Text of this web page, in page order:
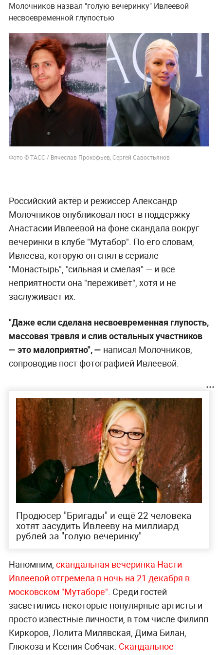
Молочников назвал "голую вечеринку" Ивлеевой
несвоевременной глупостью
Фото © ТАСС / Вячеслав Прокофьев, Сергей Савостьянов
Российский актёр и режиссёр Александр
Молочников опубликовал пост в поддержку
Анастасии Ивлеевой на фоне скандала вокруг
вечеринки в клубе "Мутабор". По его словам,
Ивлеева, которую он снял в сериале
"Монастырь", "сильная и смелая" — и все
неприятности она "переживёт", хотя и не
заслуживает их.
"Даже если сделана несвоевременная глупость,
массовая травля и слив остальных участников
— это малоприятно", — написал Молочников,
сопроводив пост фотографией Ивлеевой.
Продюсер "Бригады" и ещё 22 человека
хотят засудить Ивлееву на миллиард
рублей за "голую вечеринку"
Напомним, скандальная вечеринка Насти
Ивлеевой отгремела в ночь на 21 декабря в
московском "Мутаборе". Среди гостей
засветились некоторые популярные артисты и
просто известные личности, в том числе Филипп
Киркоров, Лолита Милявская, Дима Билан,
Глюкоза и Ксения Собчак. Скандальное